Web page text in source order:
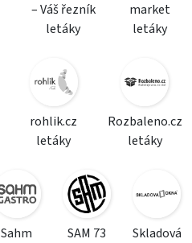
– Váš řezník
letáky
market
letáky
rohlik.cz
letáky
Rozbaleno.cz
letáky
Sahm
SAM 73
Skladová